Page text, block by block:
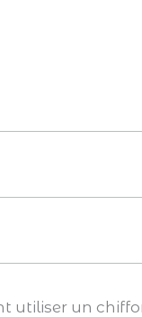
utiliser un